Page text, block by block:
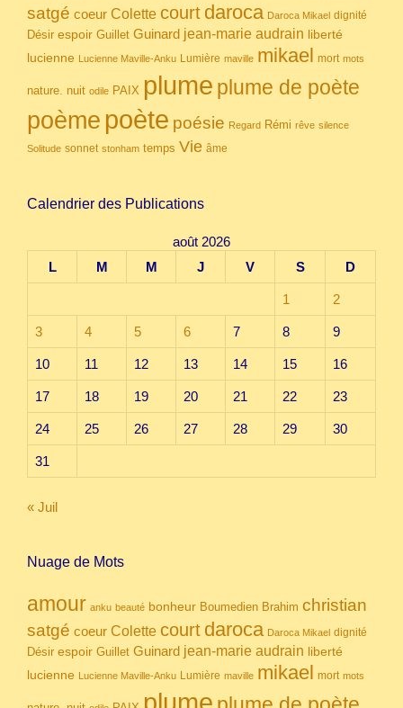
satgé coeur Colette court daroca Daroca Mikael dignité
Désir espoir Guillet Guinard jean-marie audrain liberté
lucienne Lucienne Maville-Anku Lumière maville mikael mort mots
nature. nuit odile PAIX plume plume de poète
poème poète poésie Regard Rémi rêve silence
Solitude sonnet stonham temps Vie âme
Calendrier des Publications
août 2026
L
M M J V S D
1 2
3 4 5 6 7 8 9
10 11 12 13 14 15 16
17 18 19 20 21 22 23
24 25 26 27 28 29 30
31
« Juil
Nuage de Mots
amour anku beauté bonheur Boumedien Brahim christian
satgé coeur Colette court daroca Daroca Mikael dignité
Désir espoir Guillet Guinard jean-marie audrain liberté
lucienne Lucienne Maville-Anku Lumière maville mikael mort mots
plume